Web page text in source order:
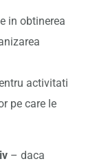
in obtinerea
activitati
pe care le
– daca